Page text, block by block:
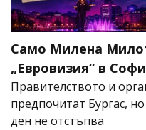
Само Милена
„Евровизия“ в
Правителството и
предпочитат Бургас,
ден не отстъпва